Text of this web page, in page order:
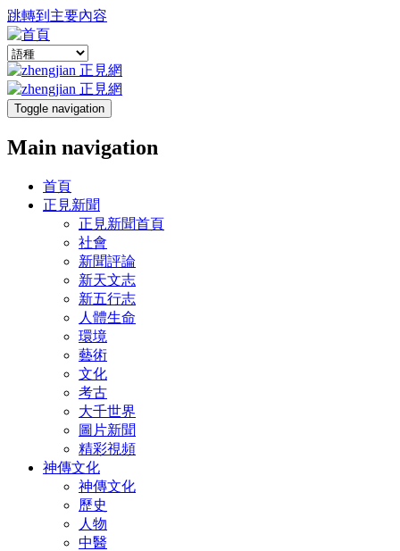
跳轉到主要內容
Toggle navigation
Main navigation
首頁
正見新聞
正見新聞首頁
社會
新聞評論
新天文志
新五行志
人體生命
環境
藝術
文化
考古
大千世界
圖片新聞
精彩視頻
神傳文化
神傳文化
歷史
人物
中醫